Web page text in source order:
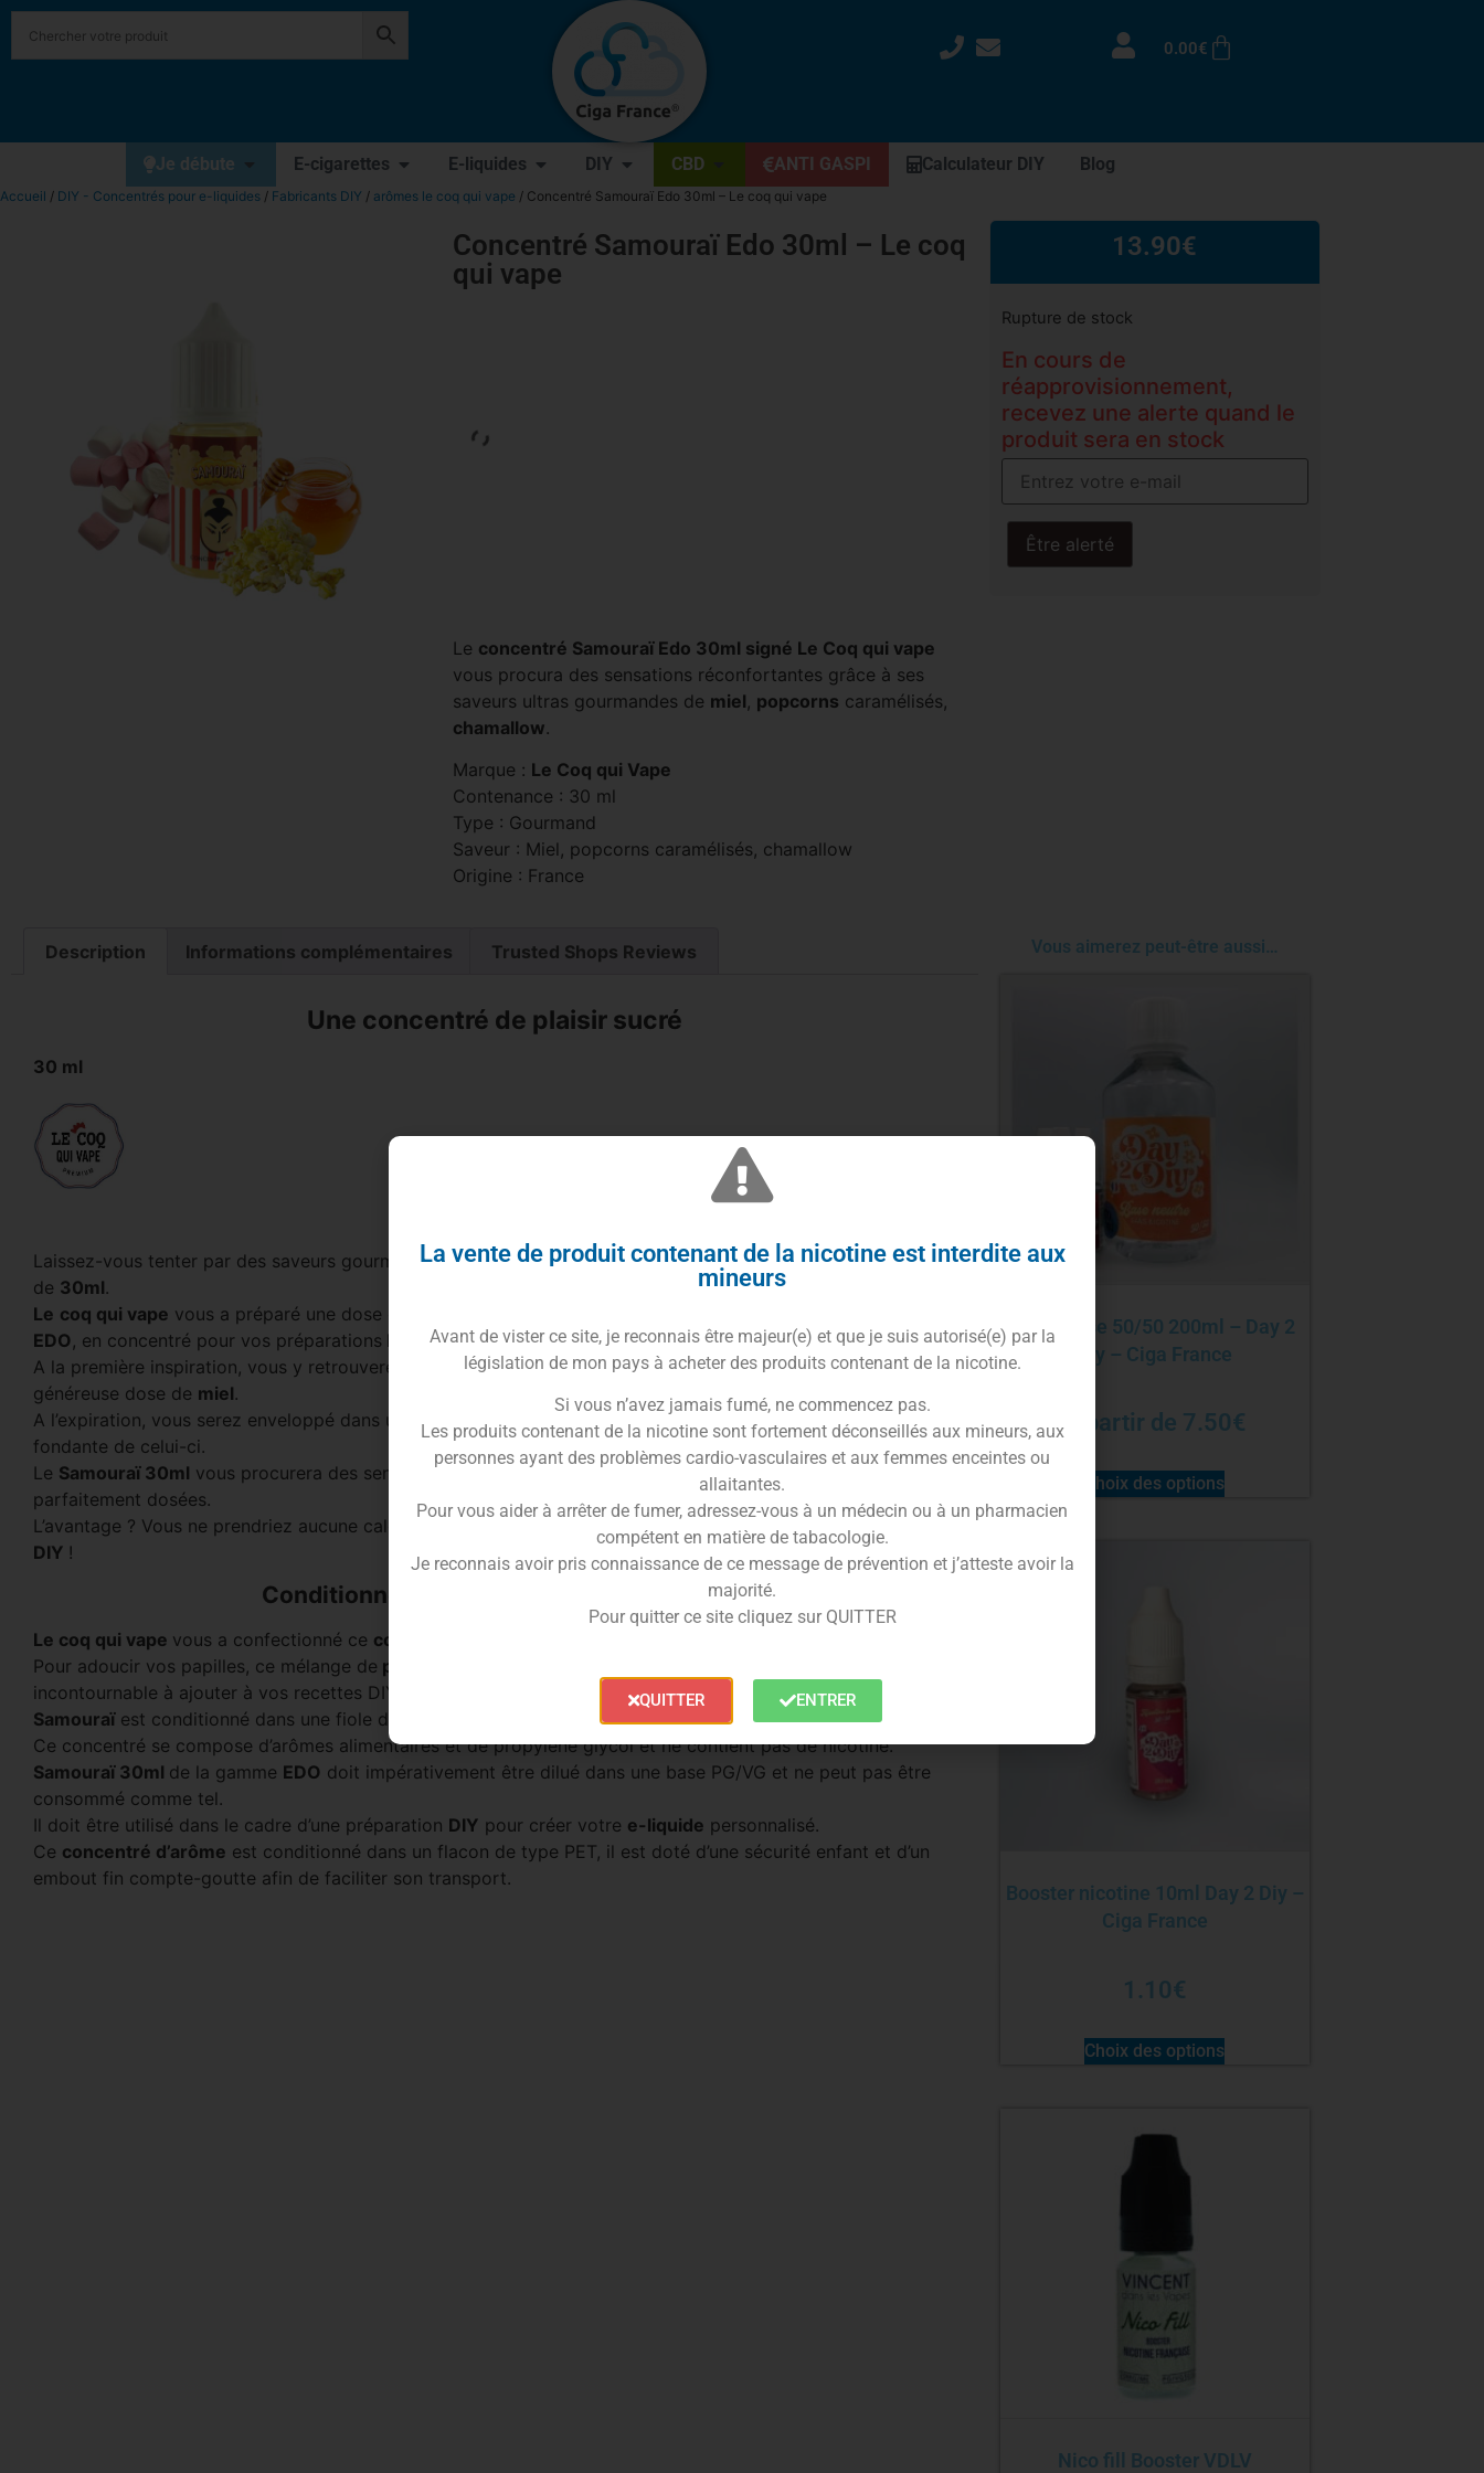
0.00€
Je débute E-cigarettes E-liquides DIY CBD ANTI GASPI Calculateur DIY Blog
Accueil / DIY - Concentrés pour e-liquides / Fabricants DIY / arômes le coq qui vape / Concentré Samouraï Edo 30ml – Le coq qui vape
Concentré Samouraï Edo 30ml – Le coq
qui vape
Le concentré Samouraï Edo 30ml signé Le Coq qui vape
vous procura des sensations réconfortantes grâce à ses
saveurs ultras gourmandes de miel, popcorns caramélisés,
chamallow.
Marque : Le Coq qui Vape
Contenance : 30 ml
Type : Gourmand
Saveur : Miel, popcorns caramélisés, chamallow
Origine : France
13.90€
Rupture de stock
En cours de
réapprovisionnement,
recevez une alerte quand le
produit sera en stock
Être alerté
Description Informations complémentaires Trusted Shops Reviews
Une concentré de plaisir sucré
30 ml
Laissez-vous tenter par des saveurs gourmandes avec ceconcentré d’arôme Samouraï dans un maxi format
de 30ml.
Le coq qui vape vous a préparé une dose de douceurs sucrées en refabriquant le best-seller de leur gamme
EDO, en concentré pour vos préparations Do It Yourself.
A la première inspiration, vous y retrouverez le goût d’un délicieuxpop-corn caraméliséenveloppé dans une
généreuse dose de miel.
A l’expiration, vous serez enveloppé dans un nuage de douceur grâce à l’arôme
chamallow
et la texture
fondante de celui-ci.
Le Samouraï 30ml vous procurera des sensations réconfortantes grâce à ses saveurs ultras gourmandes et
parfaitement dosées.
L’avantage ? Vous ne prendriez aucune calorie, rien qu’un ajout d’une grande dose de gourmandise pour vos
DIY !
Conditionnement du concentré Samouraï
Le coq qui vape vous a confectionné ce concentré d’arôme Do It Yourself
Pour adoucir vos papilles, ce mélange de pop-corn caramélisé, de miel et de chamallow
incontournable à ajouter à vos recettes DIY.
Samouraïest conditionné dans une fiole de et est fabriquée enFrance.
Ce concentré se compose d’arômes alimentaires et de propylène glycol et ne contient pas de nicotine.
Samouraï 30ml de la gamme EDO doit impérativement être dilué dans une base PG/VG et ne peut pas être
consommé comme tel.
Il doit être utilisé dans le cadre d’une préparation DIY pour créer votre e-liquide personnalisé.
Ce concentré d’arôme est conditionné dans un flacon de type PET, il est doté d’une sécurité enfant et d’un
embout fin compte-goutte afin de faciliter son transport.
Vous aimerez peut-être aussi…
Pack base 50/50 200ml – Day 2
Diy – Ciga France
À partir de 7.50€
Choix des options
Booster nicotine 10ml Day 2 Diy –
Ciga France
1.10€
Choix des options
Nico fill Booster VDLV
La vente de produit contenant de la nicotine est interdite aux
mineurs
Avant de vister ce site, je reconnais être majeur(e) et que je suis autorisé(e) par la
législation de mon pays à acheter des produits contenant de la nicotine.
Si vous n’avez jamais fumé, ne commencez pas.
Les produits contenant de la nicotine sont fortement déconseillés aux mineurs, aux
personnes ayant des problèmes cardio-vasculaires et aux femmes enceintes ou
allaitantes.
Pour vous aider à arrêter de fumer, adressez-vous à un médecin ou à un pharmacien
compétent en matière de tabacologie.
Je reconnais avoir pris connaissance de ce message de prévention et j’atteste avoir la
majorité.
Pour quitter ce site cliquez sur QUITTER
QUITTER ENTRER